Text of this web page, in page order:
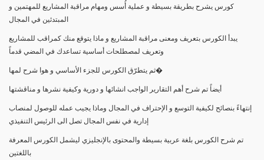
كورس يشرح بطريقة بسيطة و عملية أُسس ومهام مراقبة المشاريع للمهتمين و
المبتدئين في المجال
يبدأ الكورس بتعريف ومعنى مراقبة المشاريع و ماذا يتوقع منك كمراقب للمشاريع
وتعريف لمصطلحات أساسية تساعدك في المضي قدماً
ثم يتطرّق الكورس للجزء الأساسي و هوا شرح لمها�
أيضاً تم شرح أهم التقارير الواجب انشائها و دورية وكيفية نشرها و مناقشتها
إنتهاءً بنصائح لكيفية التوسع و الإحتراف في المجال وماذا يجيب عمله للوصول لمنصاب
إدارية في نفس المجال تصل الى الرئيس التنفيذي
تم شرح الكورس بلغة عربية بسيطة والمحتوى بالإنجليزي ليشمل الكورس المعرفة
باللغتين